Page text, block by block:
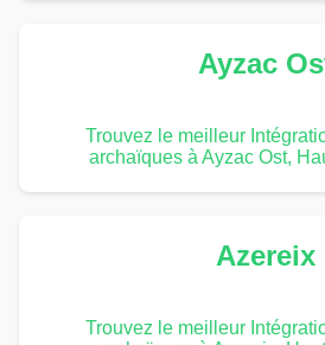
Ayzac
Trouvez le meilleur
archaïques à Ayzac Ost,
Azereix
Trouvez le meilleur